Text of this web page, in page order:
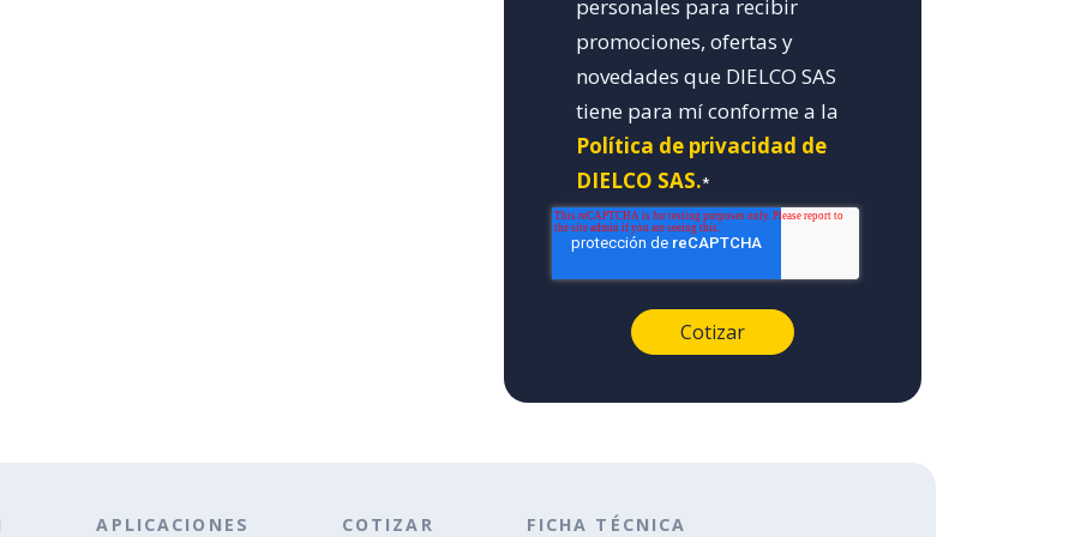
personales para recibir
promociones, ofertas y
novedades que DIELCO SAS
tiene para mí conforme a la
Política de privacidad de
DIELCO SAS.*
APLICACIONES COTIZAR FICHA TÉCNICA